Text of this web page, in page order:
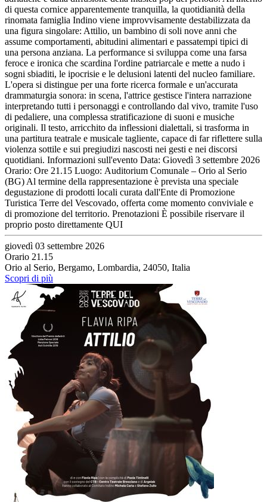
di questa cornice apparentemente tranquilla, la quotidianità della
rinomata famiglia Indino viene improvvisamente destabilizzata da
una figura singolare: Attilio, un bambino di soli nove anni che
assume comportamenti, abitudini alimentari e passatempi tipici di
una persona anziana. La performance si sviluppa come una farsa
feroce e ironica che scardina l'ordine patriarcale e mette a nudo i
sogni sbiaditi, le ipocrisie e le delusioni latenti del nucleo familiare.
L'opera si distingue per una forte ricerca formale e un'accurata
drammaturgia sonora: in scena, l'attrice gestisce l'intera narrazione
interpretando tutti i personaggi e controllando dal vivo, tramite l'uso
di pedaliere, una complessa stratificazione di suoni e musiche
originali. Il testo, arricchito da inflessioni dialettali, si trasforma in
una partitura teatrale e musicale tagliente, capace di far riflettere sulla
violenza sottile e sui pregiudizi nascosti nei gesti e nei discorsi
quotidiani. Informazioni sull'evento Data: Giovedì 3 settembre 2026
Orario: Ore 21.15 Luogo: Auditorium Comunale – Orio al Serio
(BG) Al termine della rappresentazione è prevista una speciale
degustazione di prodotti locali curata dall'Ente di Promozione
Turistica Terre del Vescovado, offerta come momento conviviale e
di promozione del territorio. Prenotazioni È possibile riservare il
proprio posto direttamente QUI
giovedì 03 settembre 2026
Orario 21.15
Orio al Serio, Bergamo, Lombardia, 24050, Italia
Scopri di più